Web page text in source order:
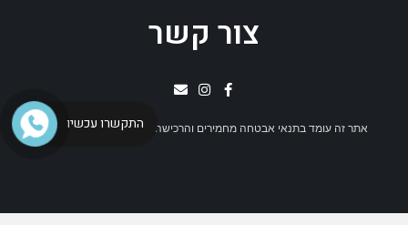
צור קשר
אתר זה עומד בתנאי אבטחה מחמירים והרכישה באתר בטוחה ומאובטחת
התקשרו עכשיו